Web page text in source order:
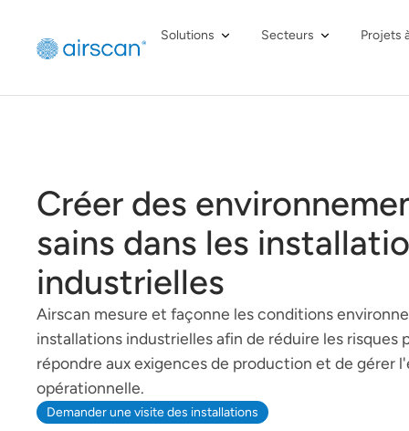
Solutions Secteurs Projets
Créer des
sains dans les
industrielles
Airscan mesure et façonne les conditions
installations industrielles afin de réduire les risques
répondre aux exigences de production et de gérer
opérationnelle.
Demander une visite des installations